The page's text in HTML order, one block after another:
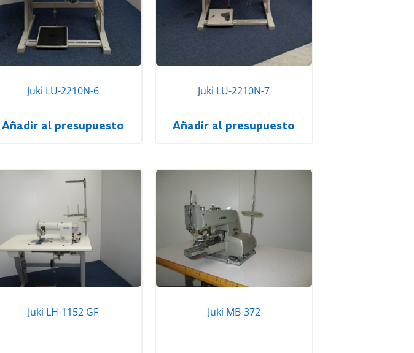
Juki LU-2210N-6
Añadir al presupuesto
Juki LU-2210N-7
Añadir al presupuesto
Juki LH-1152 GF Juki MB-372